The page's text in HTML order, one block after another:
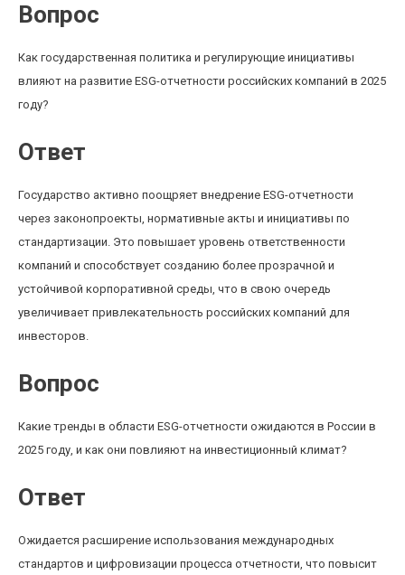
Вопрос
Как государственная политика и регулирующие инициативы
влияют на развитие ESG-отчетности российских компаний в 2025
году?
Ответ
Государство активно поощряет внедрение ESG-отчетности
через законопроекты, нормативные акты и инициативы по
стандартизации. Это повышает уровень ответственности
компаний и способствует созданию более прозрачной и
устойчивой корпоративной среды, что в свою очередь
увеличивает привлекательность российских компаний для
инвесторов.
Вопрос
Какие тренды в области ESG-отчетности ожидаются в России в
2025 году, и как они повлияют на инвестиционный климат?
Ответ
Ожидается расширение использования международных
стандартов и цифровизации процесса отчетности, что повысит